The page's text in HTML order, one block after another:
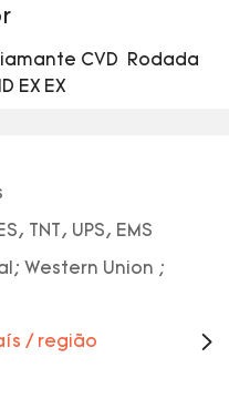
CVD Rodada
EX EX
TNT, UPS, EMS
Western Union ;
/ região